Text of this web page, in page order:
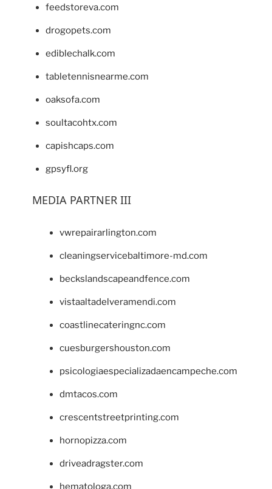
feedstoreva.com
drogopets.com
ediblechalk.com
tabletennisnearme.com
oaksofa.com
soultacohtx.com
capishcaps.com
gpsyfl.org
MEDIA PARTNER III
vwrepairarlington.com
cleaningservicebaltimore-md.com
beckslandscapeandfence.com
vistaaltadelveramendi.com
coastlinecateringnc.com
cuesburgershouston.com
psicologiaespecializadaencampeche.com
dmtacos.com
crescentstreetprinting.com
hornopizza.com
driveadragster.com
hematologa.com